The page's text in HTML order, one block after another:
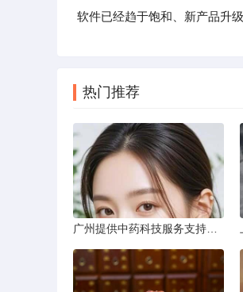
软件已经趋于饱和、新产品升级
热门推荐